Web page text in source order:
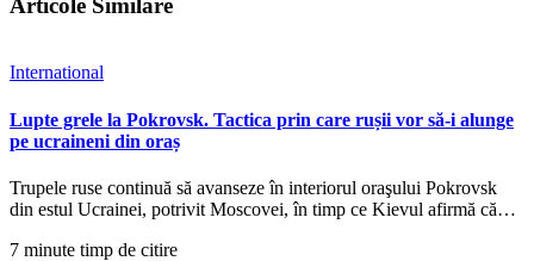
International
Lupte grele la Pokrovsk. Tactica prin care rușii vor să-i alunge
pe ucraineni din oraș
Trupele ruse continuă să avanseze în interiorul oraşului Pokrovsk
din estul Ucrainei, potrivit Moscovei, în timp ce Kievul afirmă că…
7 minute timp de citire